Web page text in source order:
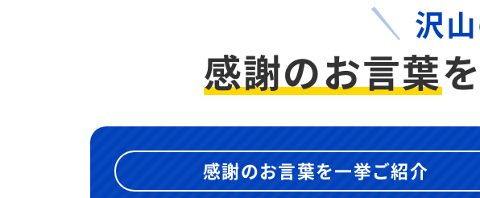
沢
感謝のお言葉を
感謝のお言葉を一挙ご紹介